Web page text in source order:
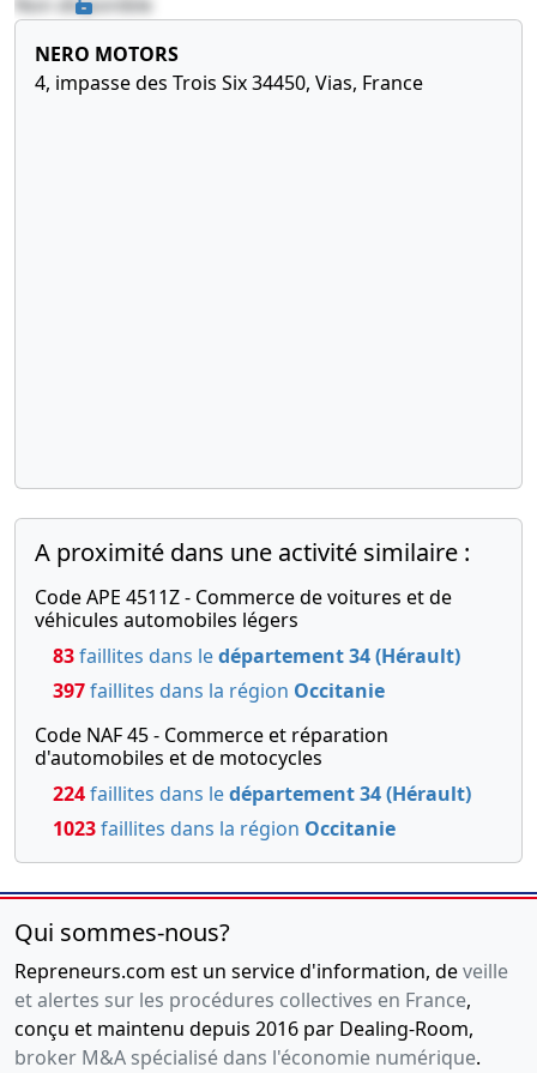
NERO MOTORS
4, impasse des Trois Six 34450, Vias, France
A proximité dans une activité similaire :
Code APE 4511Z - Commerce de voitures et de
véhicules automobiles légers
83faillites dans ledépartement 34 (Hérault)
397faillites dans la région Occitanie
Code NAF 45 - Commerce et réparation
d'automobiles et de motocycles
224faillites dans ledépartement 34 (Hérault)
1023faillites dans la région Occitanie
Qui sommes-nous?
Repreneurs.com est un service d'information, deveille
et alertes sur les procédures collectives en France,
conçu et maintenu depuis 2016 par Dealing-Room,
broker M&A spécialisé dans l'économie numérique.